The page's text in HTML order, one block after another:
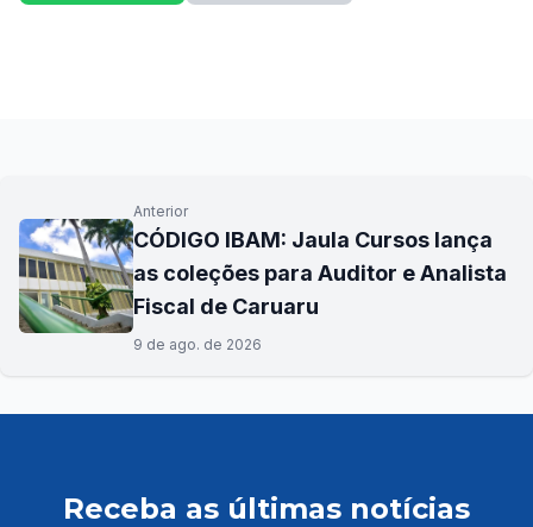
Anterior
CÓDIGO IBAM: Jaula Cursos lança
as coleções para Auditor e Analista
Fiscal de Caruaru
9 de ago. de 2026
Receba as últimas notícias